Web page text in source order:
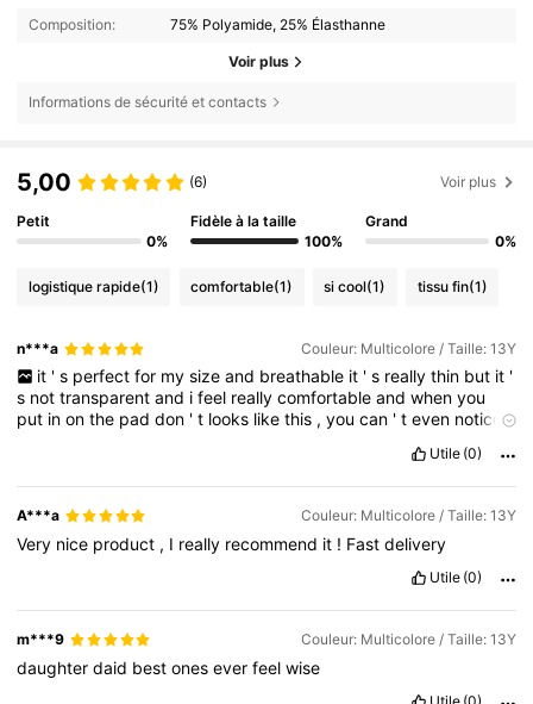
Composition: 75% Polyamide, 25% Élasthanne
Voir plus
Informations de sécurité et contacts
5,00 (6) Voir plus
Petit
0%
Fidèle à la taille
100%
Grand
0%
logistique rapide(1) comfortable(1) si cool(1) tissu fin(1)
n***a Couleur: Multicolore / Taille: 13Y
it ' s perfect for my size and breathable it ' s really thin but it '
s nottransparentand ifeel reallycomfortableandwhenyou
put inonthe paddon 't looks likethis ,youcan 'teven notice
Utile (0)
A***a Couleur: Multicolore / Taille: 13Y
Very nice product , I really recommend it ! Fastdelivery
Utile (0)
m***9 Couleur: Multicolore / Taille: 13Y
daughterdaid bestoneseverfeelwise